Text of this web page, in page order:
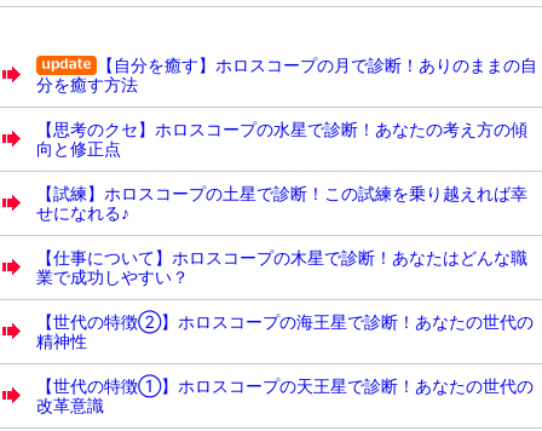
【自分を癒す】ホロスコープの月で診断！ありのままの自
分を癒す方法
【思考のクセ】ホロスコープの水星で診断！あなたの考え方の傾
向と修正点
【試練】ホロスコープの土星で診断！この試練を乗り越えれば幸
せになれる♪
【仕事について】ホロスコープの木星で診断！あなたはどんな職
業で成功しやすい？
【世代の特徴②】ホロスコープの海王星で診断！あなたの世代の
精神性
【世代の特徴①】ホロスコープの天王星で診断！あなたの世代の
改革意識